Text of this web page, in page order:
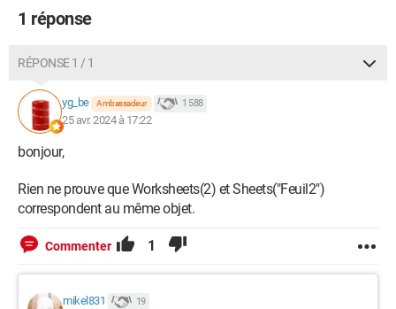
End If
Stop
1) le premier Selection.Find fonctionne et me renvoie bien
l'adresse de la cellule
2) le second .Find me renvoie Nothing et je ne comprends pas
Je ne trouve pas mon erreur ...
Windows / Chrome 124.0.0.0
1 réponse
RÉPONSE 1 / 1
yg_be Ambassadeur 1 588
25 avr. 2024 à 17:22
bonjour,
Rien ne prouve que Worksheets(2) et Sheets("Feuil2")
correspondent au même objet.
Commenter 1
mikel831 19